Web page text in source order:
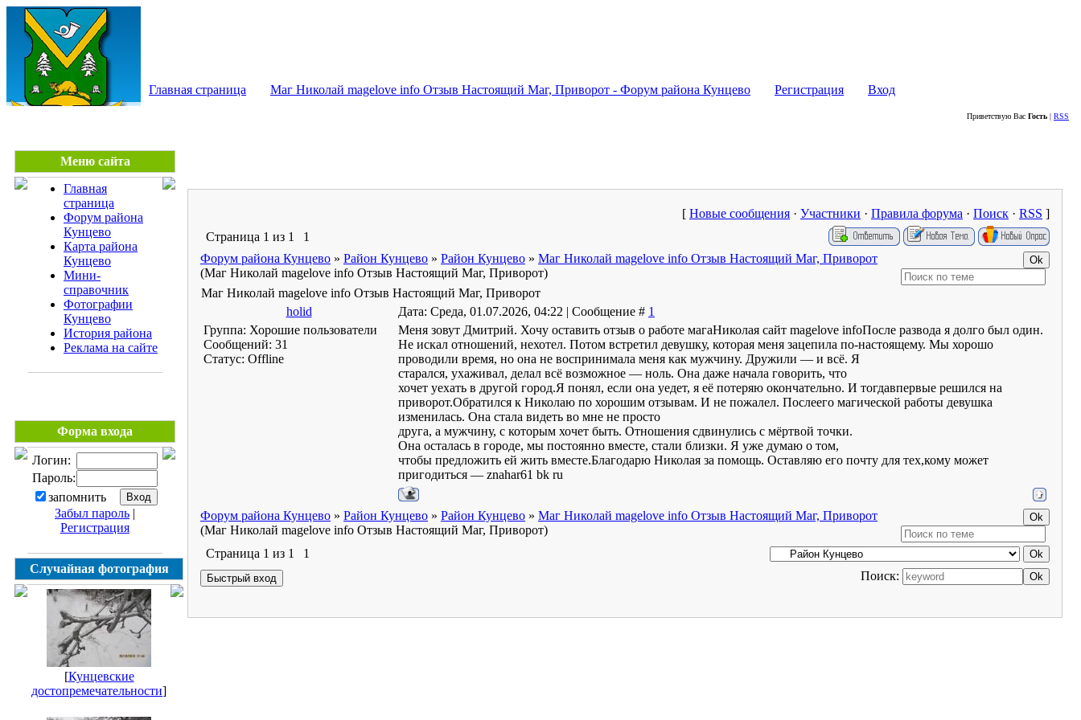
Главная страница Маг Николай magelove info Отзыв Настоящий Маг, Приворот - Форум района Кунцево Регистрация Вход
Приветствую Вас Гость | RSS
Меню сайта
Главная
страница
Форум района
Кунцево
Карта района
Кунцево
Мини-
справочник
Фотографии
Кунцево
История района
Реклама на сайте
Форма входа
Логин:
Пароль:
запомнить
Забыл пароль |
Регистрация
Случайная фотография
[Кунцевские
достопремечательности]
[ Новые сообщения · Участники · Правила форума · Поиск · RSS ]
Страница 1 из 1
1
Форум района Кунцево » Район Кунцево » Район Кунцево » Маг Николай magelove info Отзыв Настоящий Маг, Приворот
(Маг Николай magelove info Отзыв Настоящий Маг, Приворот)
Маг Николай magelove info Отзыв Настоящий Маг, Приворот
holid
Дата: Среда, 01.07.2026, 04:22 | Сообщение # 1
Группа: Хорошие пользователи
Сообщений: 31
Статус: Offline
Меня зовут Дмитрий. Хочу оставить отзыв о работе магаНиколая сайт magelove infoПосле развода я долго был один.
Не искал отношений, нехотел. Потом встретил девушку, которая меня зацепила по-настоящему. Мы хорошо
проводили время, но она не воспринимала меня как мужчину. Дружили — и всё. Я
старался, ухаживал, делал всё возможное — ноль. Она даже начала говорить, что
хочет уехать в другой город.Я понял, если она уедет, я её потеряю окончательно. И тогдавпервые решился на
приворот.Обратился к Николаю по хорошим отзывам. И не пожалел. Послеего магической работы девушка
изменилась. Она стала видеть во мне не просто
друга, а мужчину, с которым хочет быть. Отношения сдвинулись с мёртвой точки.
Она осталась в городе, мы постоянно вместе, стали близки. Я уже думаю о том,
чтобы предложить ей жить вместе.Благодарю Николая за помощь. Оставляю его почту для тех,кому может
пригодиться — znahar61 bk ru
Форум района Кунцево » Район Кунцево » Район Кунцево » Маг Николай magelove info Отзыв Настоящий Маг, Приворот
(Маг Николай magelove info Отзыв Настоящий Маг, Приворот)
Страница 1 из 1
1
Поиск: